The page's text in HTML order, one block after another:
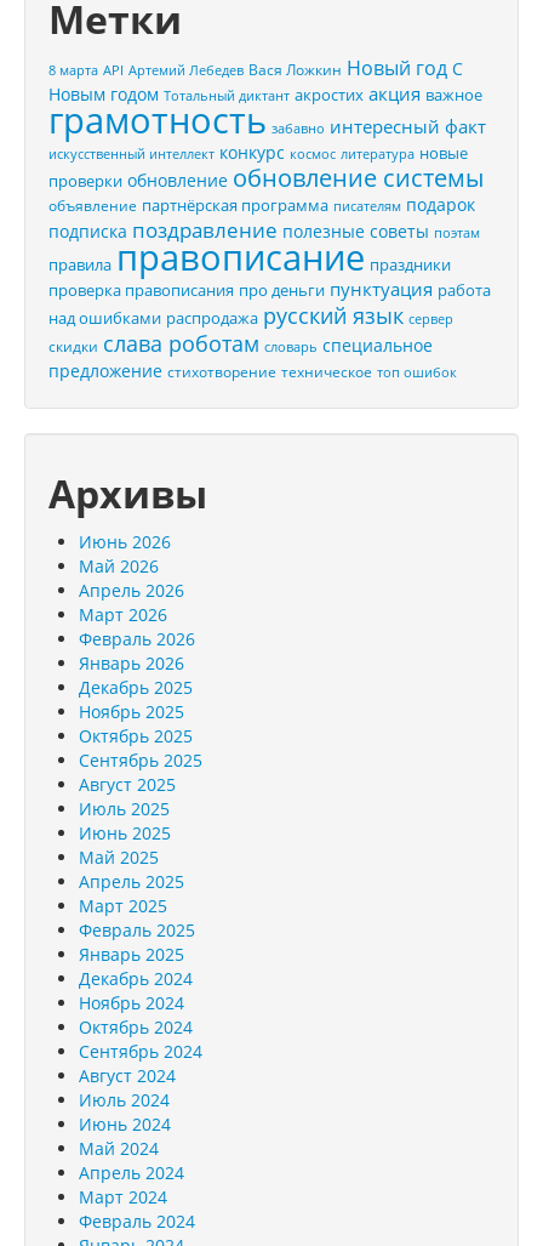
Метки
8 марта API Артемий Лебедев Вася Ложкин Новый год С
Новым годом Тотальный диктант акростих акция важное
грамотность забавно интересный факт
искусственный интеллект конкурс космос литература новые
проверки обновление обновление системы
объявление партнёрская программа писателям подарок
подписка поздравление полезные советы поэтам
правила правописание праздники
проверка правописания про деньги пунктуация работа
над ошибками распродажа русский язык сервер
скидки слава роботам словарь специальное
предложение стихотворение техническое топ ошибок
Архивы
Июнь 2026
Май 2026
Апрель 2026
Март 2026
Февраль 2026
Январь 2026
Декабрь 2025
Ноябрь 2025
Октябрь 2025
Сентябрь 2025
Август 2025
Июль 2025
Июнь 2025
Май 2025
Апрель 2025
Март 2025
Февраль 2025
Январь 2025
Декабрь 2024
Ноябрь 2024
Октябрь 2024
Сентябрь 2024
Август 2024
Июль 2024
Июнь 2024
Май 2024
Апрель 2024
Март 2024
Февраль 2024